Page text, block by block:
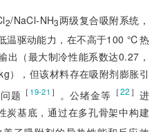
2/NaCl-NH3两级复合吸附系统，
温驱动能力，在不高于100 ℃热
出（最大制冷性能系数达0.27，
），但该材料存在吸附剂膨胀引
题 ［ 19-21 ］ 。公绪金等 ［22 ］ 进
炭基底，通过在多孔骨架中构建